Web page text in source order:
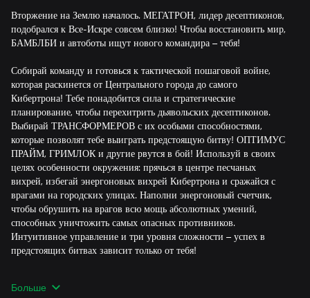
Вторжение на Землю началось. МЕГАТРОН, лидер десептиконов,
подобрался к Все-Искре совсем близко! Чтобы восстановить мир,
БАМБЛБИ и автоботы ищут нового командира – тебя!
Собирай команду и готовься к тактической пошаговой войне,
которая раскинется от Центрального города до самого
Кибертрона! Тебе понадобится сила и стратегические
планирование, чтобы перехитрить дьявольских десептиконов.
Выбирай ТРАНСФОРМЕРОВ с их особыми способностями,
которые позволят тебе выиграть предстоящую битву! ОПТИМУС
ПРАЙМ, ГРИМЛОК и другие рвутся в бой! Используй в своих
целях особенности окружения: прячься в центре песчаных
вихрей, избегай энергоновых вихрей Кибертрона и сражайся с
врагами на городских улицах. Наполни энергоновый счетчик,
чтобы обрушить на врагов всю мощь абсолютных умений,
способных уничтожить самых опасных противников.
Интуитивное управление и три уровня сложности – успех в
предстоящих битвах зависит только от тебя!
и испытай свои стратегические умения в режимах «Захват
Больше